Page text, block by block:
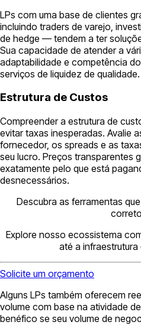
LPs com uma base de clientes
incluindo traders de varejo,
de hedge — tendem a ter
Sua capacidade de atender a
adaptabilidade e competência
serviços de liquidez de qualidade.
Estrutura de Custos
Compreender a estrutura de
evitar taxas inesperadas. Avalie
fornecedor, os spreads e as
seu lucro. Preços transparentes
exatamente pelo que está
desnecessários.
Descubra as ferramentas
Explore nosso ecossistema
até a
Solicite um orçamento
Alguns LPs também oferecem
volume com base na atividade
benéfico se seu volume de